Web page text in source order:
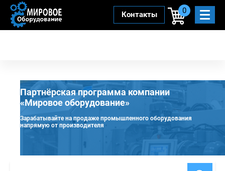
Контакты 0
Партнёрская программа компании
«Мировое оборудование»
Зарабатывайте на продаже промышленного оборудования
напрямую от производителя